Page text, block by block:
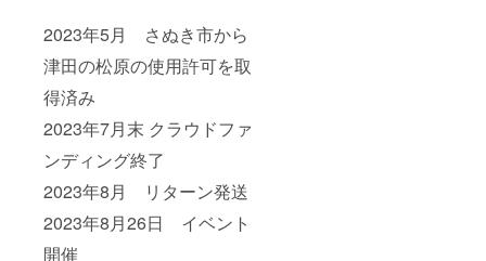
2023年5月 さぬき市から
津田の松原の使用許可を取
得済み
2023年7月末 クラウドファ
ンディング終了
2023年8月 リターン発送
2023年8月26日 イベント
開催